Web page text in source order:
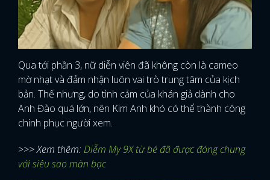
Qua tới phần 3, nữ diễn viên đã không còn là cameo
mờ nhạt và đảm nhận luôn vai trò trung tâm của kịch
bản. Thế nhưng, do tình cảm của khán giả dành cho
Anh Đào quá lớn, nên Kim Anh khó có thể thành công
chinh phục người xem.
>>> Xem thêm:Diễm My 9X từ bé đã được đóng chung
với siêu sao màn bạc